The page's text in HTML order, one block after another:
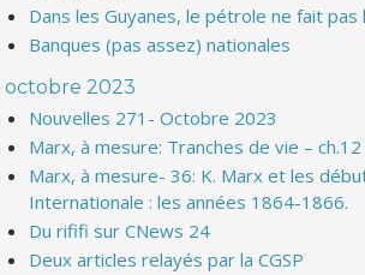
Dans les Guyanes, le pétrole ne fait
Banques (pas assez) nationales
octobre 2023
Nouvelles 271- Octobre 2023
Marx, à mesure: Tranches de vie – ch.12
Marx, à mesure- 36: K. Marx et les
Internationale : les années 1864-1866.
Du rififi sur CNews 24
Deux articles relayés par la CGSP